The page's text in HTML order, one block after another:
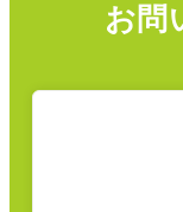
お問